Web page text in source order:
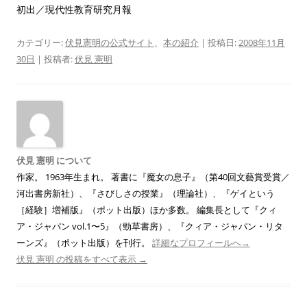
初出／現代性教育研究月報
カテゴリー:伏見憲明の公式サイト 本の紹介 | 投稿日: 2008年11月
30日 | 投稿者:伏見 憲明
伏見 憲明 について
作家。 1963年生まれ。 著書に『魔女の息子』（第40回文藝賞受賞／
河出書房新社）、『さびしさの授業』（理論社）、『ゲイという
［経験］増補版』（ポット出版）ほか多数。 編集長として『クィ
ア・ジャパン vol.1〜5』（勁草書房）、『クィア・ジャパン・リタ
ーンズ』（ポット出版）を刊行。 詳細なプロフィールへ→
伏見 憲明 の投稿をすべて表示 →